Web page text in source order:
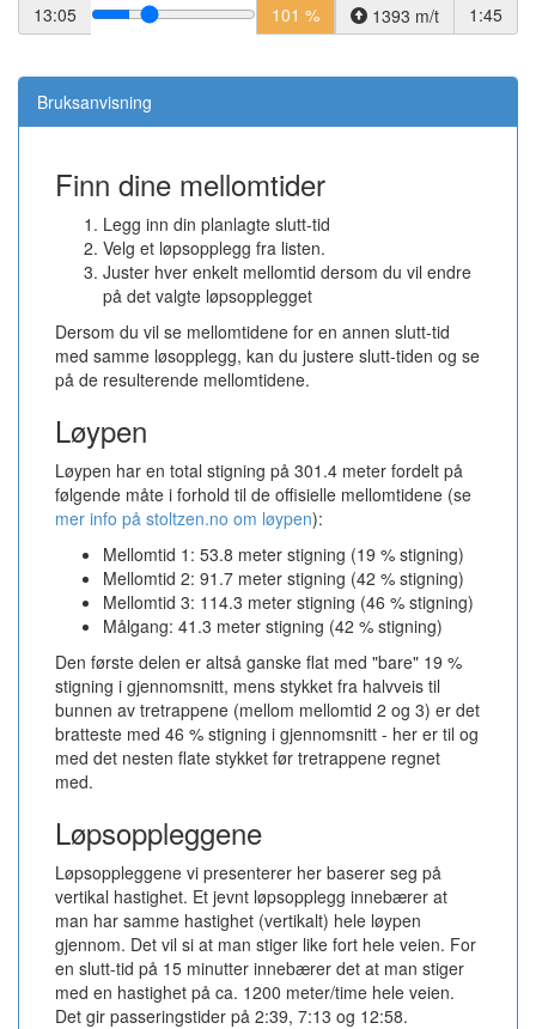
13:05
101 % 1393 m/t 1:45
Bruksanvisning
Finn dine mellomtider
Legg inn din planlagte slutt-tid
Velg et løpsopplegg fra listen.
Juster hver enkelt mellomtid dersom du vil endre
på det valgte løpsopplegget
Dersom du vil se mellomtidene for en annen slutt-tid
med samme løsopplegg, kan du justere slutt-tiden og se
på de resulterende mellomtidene.
Løypen
Løypen har en total stigning på 301.4 meter fordelt på
følgende måte i forhold til de offisielle mellomtidene (se
mer info på stoltzen.no om løypen):
Mellomtid 1: 53.8 meter stigning (19 % stigning)
Mellomtid 2: 91.7 meter stigning (42 % stigning)
Mellomtid 3: 114.3 meter stigning (46 % stigning)
Målgang: 41.3 meter stigning (42 % stigning)
Den første delen er altså ganske flat med "bare" 19 %
stigning i gjennomsnitt, mens stykket fra halvveis til
bunnen av tretrappene (mellom mellomtid 2 og 3) er det
bratteste med 46 % stigning i gjennomsnitt - her er til og
med det nesten flate stykket før tretrappene regnet
med.
Løpsoppleggene
Løpsoppleggene vi presenterer her baserer seg på
vertikal hastighet. Et jevnt løpsopplegg innebærer at
man har samme hastighet (vertikalt) hele løypen
gjennom. Det vil si at man stiger like fort hele veien. For
en slutt-tid på 15 minutter innebærer det at man stiger
med en hastighet på ca. 1200 meter/time hele veien.
Det gir passeringstider på 2:39, 7:13 og 12:58.